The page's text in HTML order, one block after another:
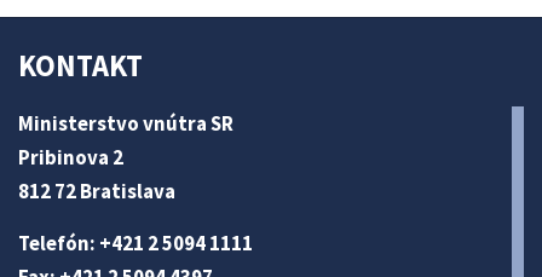
KONTAKT
Ministerstvo vnútra SR
Pribinova 2
812 72 Bratislava
Telefón: +421 2 5094 1111